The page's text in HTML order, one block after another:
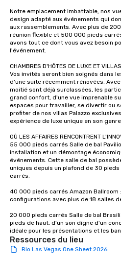
Notre emplacement imbattable, nos
design adapté aux événements qui
aux rassemblements. Avec plus de
réunion flexible et 500 000 pieds
avons tout ce dont vous avez besoin
l'événement.
CHAMBRES D'HÔTES DE LUXE ET
Vos invités seront bien soignés dans
d'une suite récemment rénovées.
moitié sont déjà surclassées, les
grand confort, d'une vue imprenable
espaces pour travailler, se divertir ou
profiter de nos villas Palazzo
expérience de luxe unique en son
OÙ LES AFFAIRES RENCONTRENT
55 000 pieds carrés Salle de bal
installation et un démontage
événements. Cette salle de bal
uniques depuis un plafond de 30
carrés.
40 000 pieds carrés Amazon Ballroom
configurations avec plus de 18 salles
20 000 pieds carrés Salle de bal
pieds de haut, d'un son digne d'un
idéale pour les présentations et les
Ressources du lieu
Rio Las Vegas One Sheet 2026